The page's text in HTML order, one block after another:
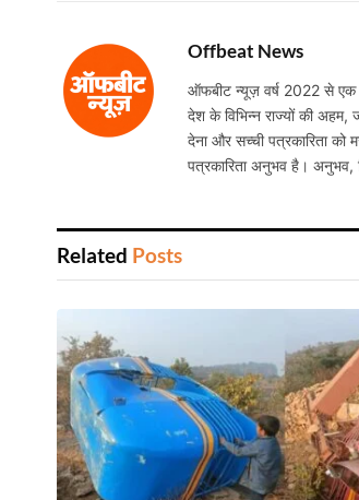
Offbeat News
ऑफबीट न्यूज़ वर्ष 2022 से एक
देश के विभिन्न राज्यों की
देना और सच्ची पत्रकारिता
पत्रकारिता अनुभव है। अनुभव,
Related Posts